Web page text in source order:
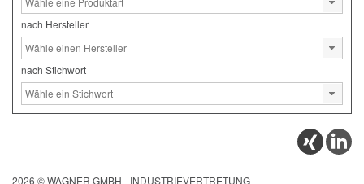
nach Hersteller
nach Stichwort
2026 © WAGNER GMBH - INDUSTRIEVERTRETUNG